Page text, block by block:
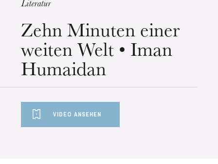
Mittwoch 19 Aug. 2026
Literatur
Zehn Minuten einer
weiten Welt • Iman
Humaidan
VIDEO ANSEHEN